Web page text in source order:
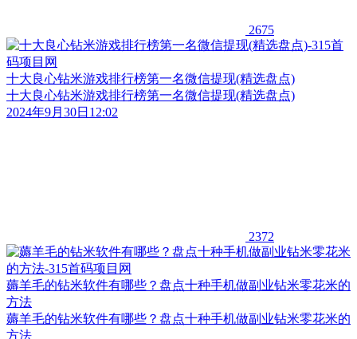
2675
十大良心钻米游戏排行榜第一名微信提现(精选盘点)
十大良心钻米游戏排行榜第一名微信提现(精选盘点)
2024年9月30日12:02
2372
薅羊毛的钻米软件有哪些？盘点十种手机做副业钻米零花米的
方法
薅羊毛的钻米软件有哪些？盘点十种手机做副业钻米零花米的
方法